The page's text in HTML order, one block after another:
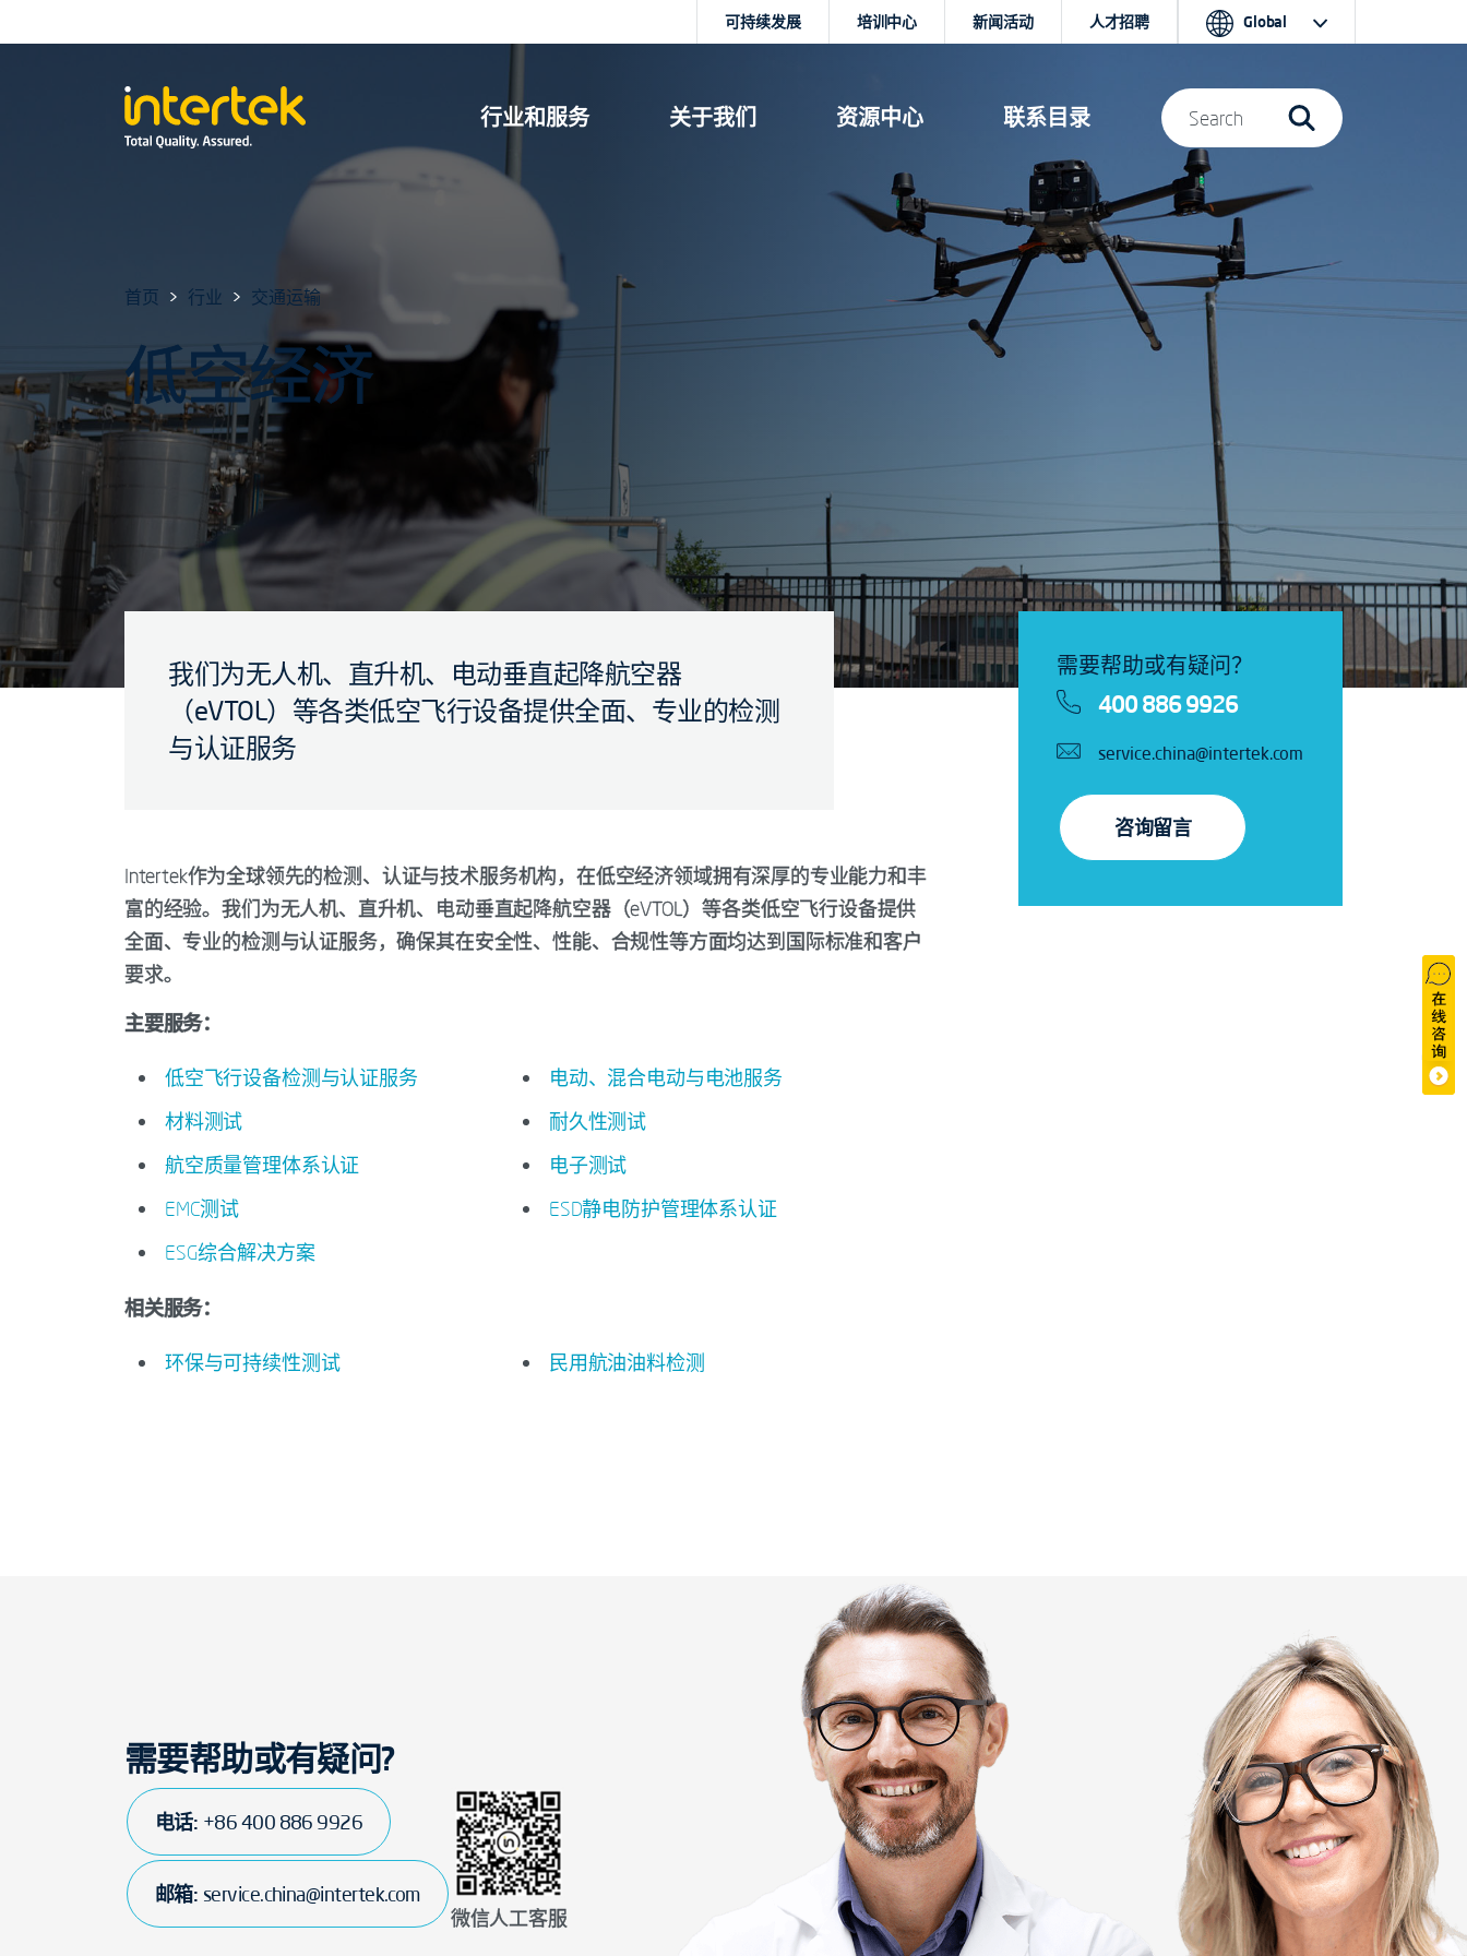
行业和服务 关于我们 资源中心 联系目录
可持续发展 培训中心 新闻活动 人才招聘 Global
Search
首页 行业 交通运输
低空经济
我们为无人机、直升机、电动垂直起降航空器
（eVTOL）等各类低空飞行设备提供全面、专业的检测
与认证服务
Intertek作为全球领先的检测、认证与技术服务机构，在低空经济领域拥有深厚的专业能力和丰
富的经验。我们为无人机、直升机、电动垂直起降航空器（eVTOL）等各类低空飞行设备提供
全面、专业的检测与认证服务，确保其在安全性、性能、合规性等方面均达到国际标准和客户
要求。
主要服务：
低空飞行设备检测与认证服务
电动、混合电动与电池服务
材料测试
耐久性测试
航空质量管理体系认证
电子测试
EMC测试
ESD静电防护管理体系认证
ESG综合解决方案
相关服务：
环保与可持续性测试 民用航油油料检测
需要帮助或有疑问？
400 886 9926
service.china@intertek.com
咨询留言
需要帮助或有疑问?
电话: +86 400 886 9926
邮箱: service.china@intertek.com
微信人工客服